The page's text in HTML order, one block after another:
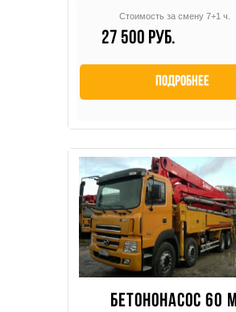
Стоимость за смену 7+1 ч.
27 500 руб.
Подробнее
БЕТОНОНАСОС 60 М